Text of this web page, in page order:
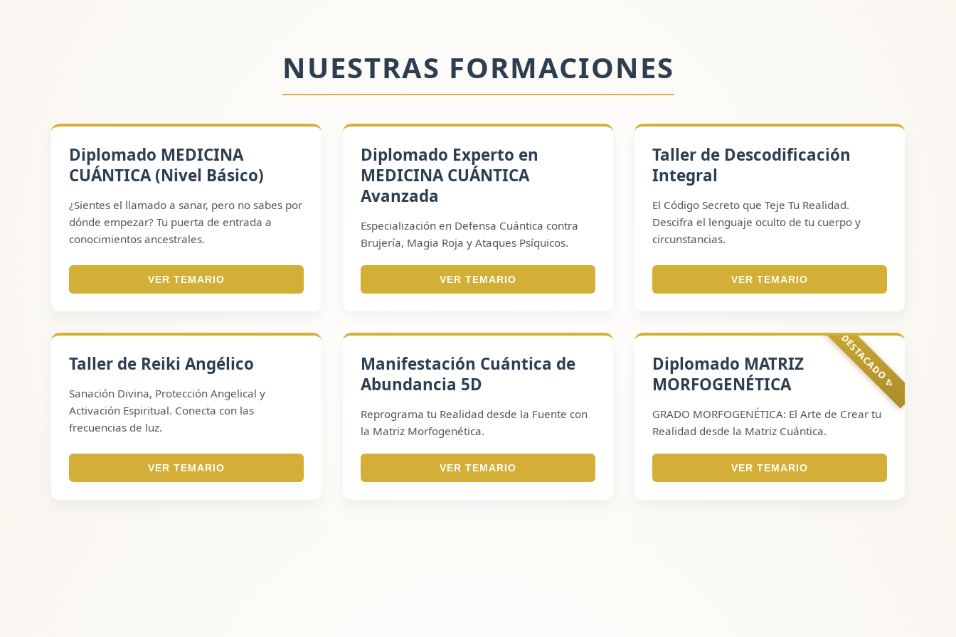
NUESTRAS FORMACIONES
Diplomado MEDICINA
CUÁNTICA (Nivel Básico)
¿Sientes el llamado a sanar, pero no sabes por
dónde empezar? Tu puerta de entrada a
conocimientos ancestrales.
VER TEMARIO
Diplomado Experto en
MEDICINA CUÁNTICA
Avanzada
Especialización en Defensa Cuántica contra
Brujería, Magia Roja y Ataques Psíquicos.
VER TEMARIO
Taller de Descodificación
Integral
El Código Secreto que Teje Tu Realidad.
Descifra el lenguaje oculto de tu cuerpo y
circunstancias.
VER TEMARIO
Taller de Reiki Angélico
Sanación Divina, Protección Angelical y
Activación Espiritual. Conecta con las
frecuencias de luz.
VER TEMARIO
Manifestación Cuántica de
Abundancia 5D
Reprograma tu Realidad desde la Fuente con
la Matriz Morfogenética.
VER TEMARIO
✨ DESTACADO ✨
Diplomado MATRIZ
MORFOGENÉTICA
GRADO MORFOGENÉTICA: El Arte de Crear tu
Realidad desde la Matriz Cuántica.
VER TEMARIO